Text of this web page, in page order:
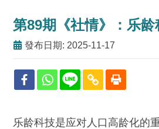
第89期《社情》：乐
發布日期: 2025-11-17
乐龄科技是应对人口高龄化的